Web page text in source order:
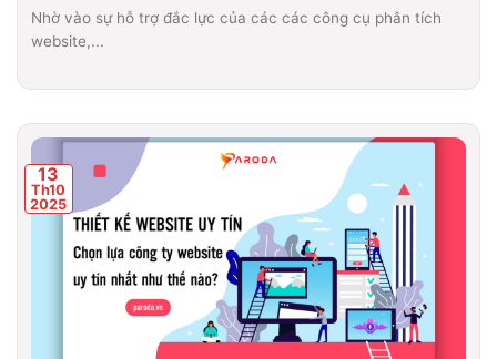
Nhờ vào sự hỗ trợ đắc lực của các các công cụ phân tích
website,...
13
Th10
2025